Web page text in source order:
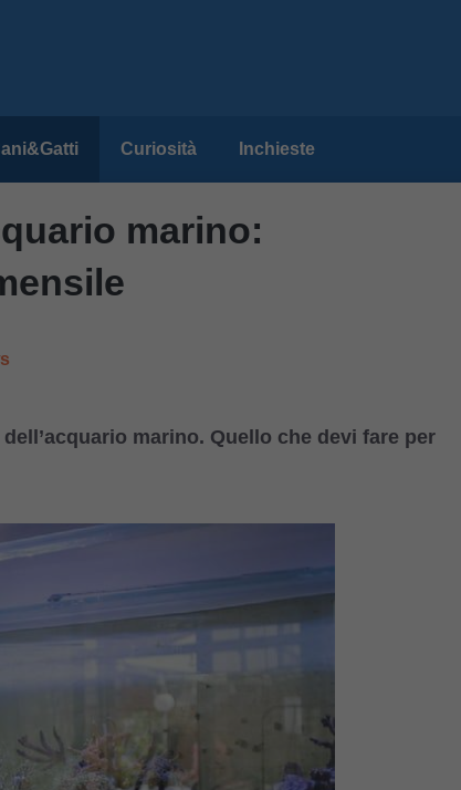
Curiosità Inchieste
marino:
marino. Quello che devi fare per